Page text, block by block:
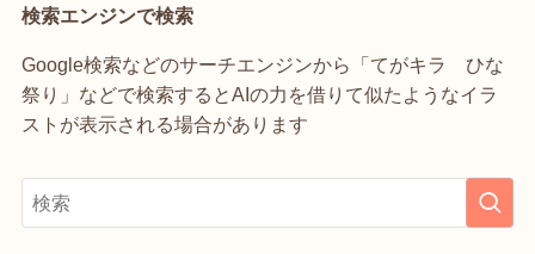
検索エンジンで検索
Google検索などのサーチエンジンから「てがキラ ひな
祭り」などで検索するとAIの力を借りて似たようなイラ
ストが表示される場合があります